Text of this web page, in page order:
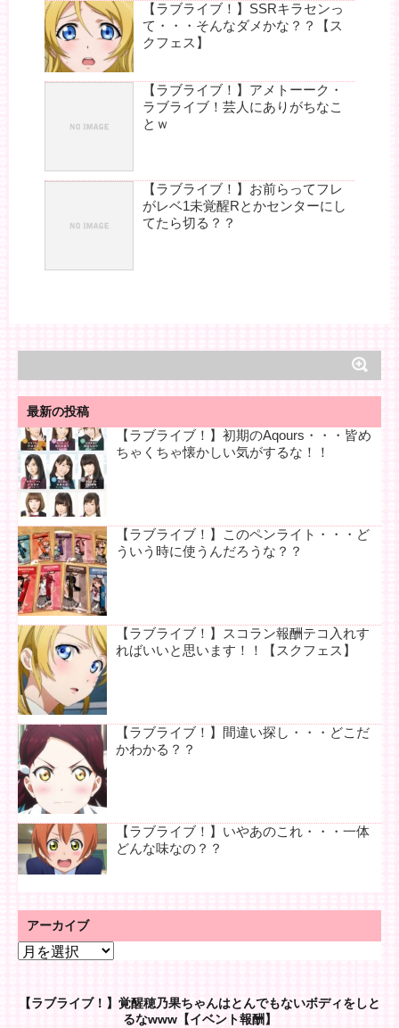
【ラブライブ！】SSRキラセンっ
て・・・そんなダメかな？？【ス
クフェス】
【ラブライブ！】アメトーーク・
ラブライブ！芸人にありがちなこ
とｗ
【ラブライブ！】お前らってフレ
がレベ1未覚醒Rとかセンターにし
てたら切る？？
最新の投稿
【ラブライブ！】初期のAqours・・・皆め
ちゃくちゃ懐かしい気がするな！！
【ラブライブ！】このペンライト・・・ど
ういう時に使うんだろうな？？
【ラブライブ！】スコラン報酬テコ入れす
ればいいと思います！！【スクフェス】
【ラブライブ！】間違い探し・・・どこだ
かわかる？？
【ラブライブ！】いやあのこれ・・・一体
どんな味なの？？
アーカイブ
ア
イ【ラブライブ！】覚醒穂乃果ちゃんはとんでもないボディをしと
るなwww【イベント報酬】